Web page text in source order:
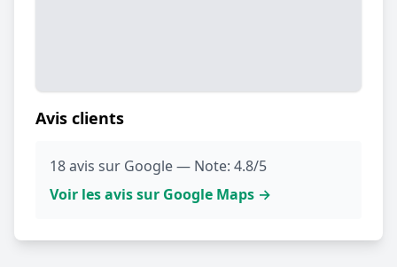
Avis clients
18 avis sur Google — Note: 4.8/5
Voir les avis sur Google Maps →